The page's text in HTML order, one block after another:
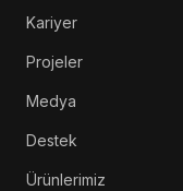
Kariyer
Projeler
Medya
Destek
Ürünlerimiz